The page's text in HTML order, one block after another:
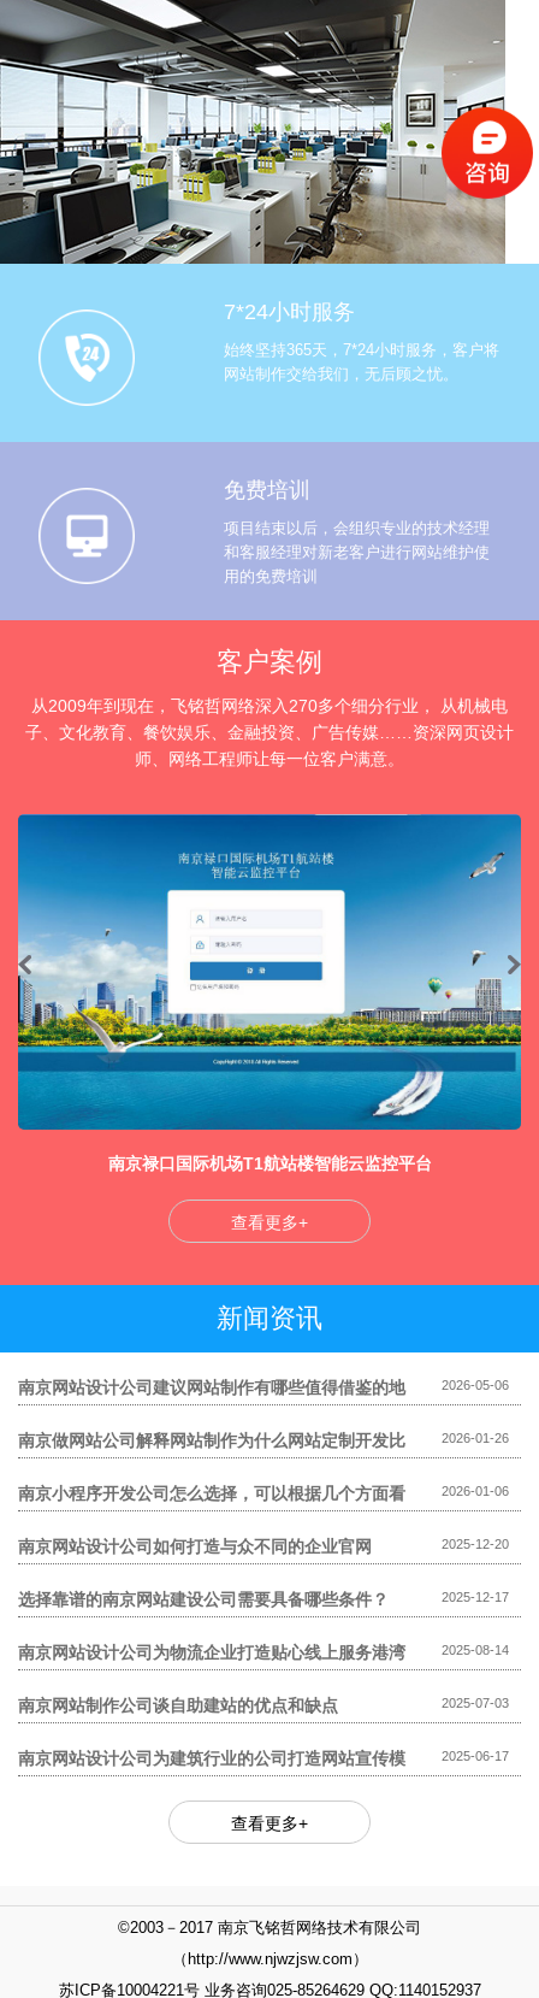
7*24小时服务
始终坚持365天，7*24小时服务，客户将
网站制作交给我们，无后顾之忧。
免费培训
项目结束以后，会组织专业的技术经理
和客服经理对新老客户进行网站维护使
用的免费培训
客户案例
从2009年到现在，飞铭哲网络深入270多个细分行业， 从机械电
子、文化教育、餐饮娱乐、金融投资、广告传媒……资深网页设计
师、网络工程师让每一位客户满意。
南京禄口国际机场T1航站楼智能云监控平台
查看更多+
新闻资讯
南京网站设计公司建议网站制作有哪些值得借鉴的地
2026-05-06
南京做网站公司解释网站制作为什么网站定制开发比
2026-01-26
南京小程序开发公司怎么选择，可以根据几个方面看 2026-01-06
南京网站设计公司如何打造与众不同的企业官网 2025-12-20
选择靠谱的南京网站建设公司需要具备哪些条件？ 2025-12-17
南京网站设计公司为物流企业打造贴心线上服务港湾 2025-08-14
南京网站制作公司谈自助建站的优点和缺点 2025-07-03
南京网站设计公司为建筑行业的公司打造网站宣传模
2025-06-17
查看更多+
©2003－2017 南京飞铭哲网络技术有限公司
（http://www.njwzjsw.com）
苏ICP备10004221号 业务咨询025-85264629 QQ:1140152937